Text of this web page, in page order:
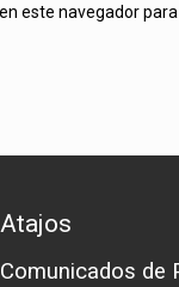
este navegador
Atajos
Comunicados de